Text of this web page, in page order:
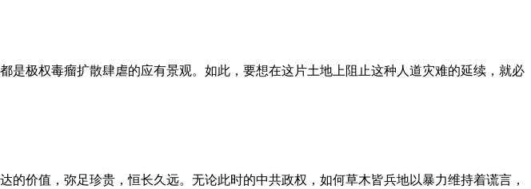
极权毒瘤扩散肆虐的应有景观。如此，要想在这片土地上阻止这种人道灾难的延续，就必
价值，弥足珍贵，恒长久远。无论此时的中共政权，如何草木皆兵地以暴力维持着谎言，